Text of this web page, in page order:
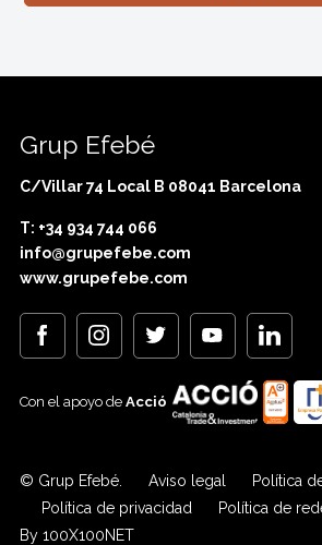
Grup Efebé
C/Villar 74 Local B 08041 Barcelona
T: +34 934 744 066
info@grupefebe.com
www.grupefebe.com
Con el apoyo de Acció
© Grup Efebé. Aviso legal
Política
Política de privacidad
Política de
By 100X100NET